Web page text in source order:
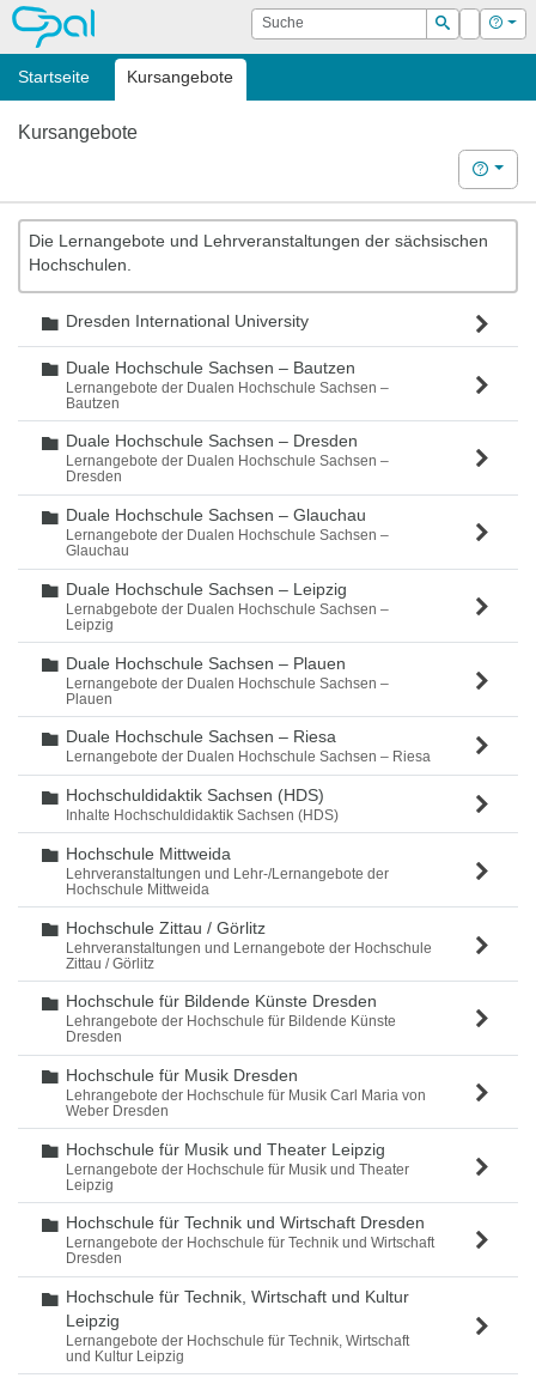
OPAL Suche
Suchen
Login Hilfe
Startseite Kursangebote
Kursangebote
Hilfe
Die Lernangebote und Lehrveranstaltungen der sächsischen
Hochschulen.
Ordner
Dresden International University
Ordner
Duale Hochschule Sachsen – Bautzen
Lernangebote der Dualen Hochschule Sachsen –
Bautzen
Ordner
Duale Hochschule Sachsen – Dresden
Lernangebote der Dualen Hochschule Sachsen –
Dresden
Ordner
Duale Hochschule Sachsen – Glauchau
Lernangebote der Dualen Hochschule Sachsen –
Glauchau
Ordner
Duale Hochschule Sachsen – Leipzig
Lernabgebote der Dualen Hochschule Sachsen –
Leipzig
Ordner
Duale Hochschule Sachsen – Plauen
Lernangebote der Dualen Hochschule Sachsen –
Plauen
Ordner
Duale Hochschule Sachsen – Riesa
Lernangebote der Dualen Hochschule Sachsen – Riesa
Ordner
Hochschuldidaktik Sachsen (HDS)
Inhalte Hochschuldidaktik Sachsen (HDS)
Ordner
Hochschule Mittweida
Lehrveranstaltungen und Lehr-/Lernangebote der
Hochschule Mittweida
Ordner
Hochschule Zittau / Görlitz
Lehrveranstaltungen und Lernangebote der Hochschule
Zittau / Görlitz
Ordner
Hochschule für Bildende Künste Dresden
Lehrangebote der Hochschule für Bildende Künste
Dresden
Ordner
Hochschule für Musik Dresden
Lehrangebote der Hochschule für Musik Carl Maria von
Weber Dresden
Ordner
Hochschule für Musik und Theater Leipzig
Lernangebote der Hochschule für Musik und Theater
Leipzig
Ordner
Hochschule für Technik und Wirtschaft Dresden
Lernangebote der Hochschule für Technik und Wirtschaft
Dresden
Ordner
Hochschule für Technik, Wirtschaft und Kultur
Leipzig
Lernangebote der Hochschule für Technik, Wirtschaft
und Kultur Leipzig